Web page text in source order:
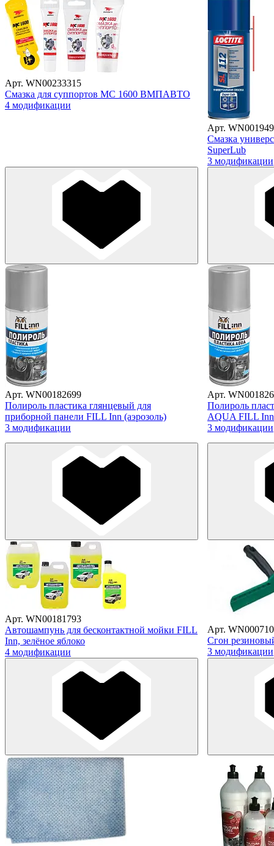
Арт. WN00233315
Смазка для суппортов МС 1600 ВМПАВТО
4 модификации
Арт.
Смазка
SuperLub
3 модификации
Арт. WN00182699
Полироль пластика глянцевый для
приборной панели FILL Inn (аэрозоль)
3 модификации
Арт.
Полироль
AQUA FILL Inn
3 модификации
Арт. WN00181793
Автошампунь для бесконтактной мойки FILL
Inn, зелёное яблоко
4 модификации
Арт.
Сгон
3 модификации